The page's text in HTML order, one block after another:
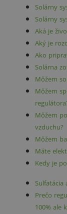
Solárny
Solárny
Aká je
Aký je
Ako
Solárna
Môžem
Môžem
Môžem
vzduchu?
Môžem
Máte
Kedy je
Sulfatácia
Prečo
100% ale